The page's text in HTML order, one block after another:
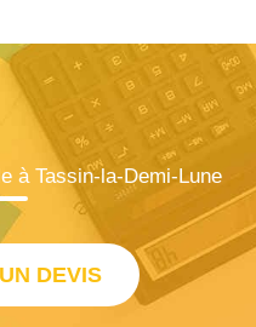
à Tassin-la-Demi-Lune
DEVIS